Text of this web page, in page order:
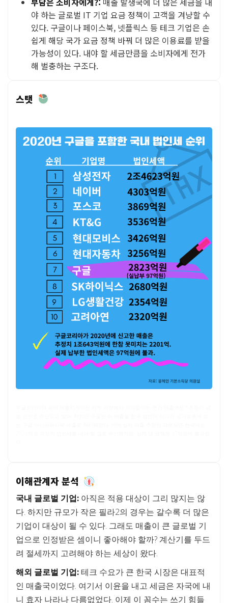
야 하는 글로벌 IT 기업 요금 정책이 고객을 겨냥할 수
있다. 구글이나 페이스북, 넷플릭스 등 테크 기업은 손
쉽게 해당 국가 요금 정책 바꿔 더 많은 이용료를 받을
가능성이 있다. 내야 할 세금만큼을 소비자에게 전가
해 벌충하는 구조다.
스탯
이해관계자 분석
국내 글로벌 기업: 아직은 적용 대상이 그리 많지는 않
다. 하지만 규모가 작은 필라2의 경우는 갈수록 더 많은
기업이 대상이 될 수 있다. 그래도 매출이 큰 글로벌 기
업으로 인정받은 셈이니 좋아해야 할까? 계산기를 두드
려 절세까지 고려해야 하는 세상이 왔다.
해외 글로벌 기업:테크 수요가 큰 한국 시장은 대표적
인 매출국이었다. 여기서 이윤을 내고 세금은 자국에 내
니 효자 나라나 다름없었다. 이제 이 꼼수는 쓰기 힘들